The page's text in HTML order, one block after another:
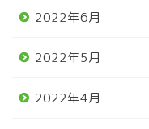
2022年6月
2022年5月
2022年4月